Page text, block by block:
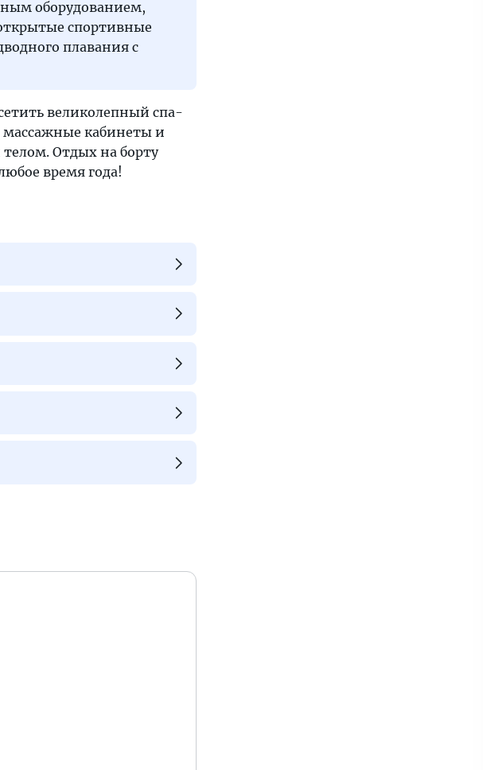
оборудованием,
спортивные
плавания с
великолепный спа-
массажные кабинеты и
Отдых на борту
время года!